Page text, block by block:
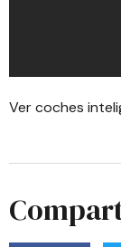
Ver coches